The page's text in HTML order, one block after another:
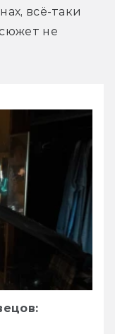
всё-таки
не